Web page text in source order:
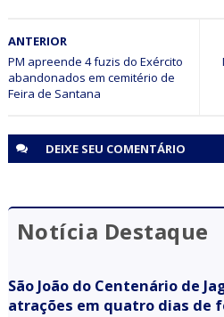
Em Juazeiro (BA), PRF recupera
Salvador (BA)
ANTERIOR
PM apreende 4 fuzis do Exército
abandonados em cemitério de
Feira de Santana
DEIXE SEU COMENTÁRIO
Notícia Destaque
São João do Centenário de
atrações em quatro dias de